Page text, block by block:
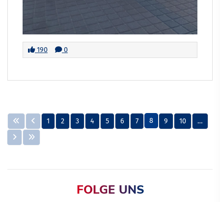
190 0
1 2 3 4 5 6 7 8 9 10 …
FOLGE UNS